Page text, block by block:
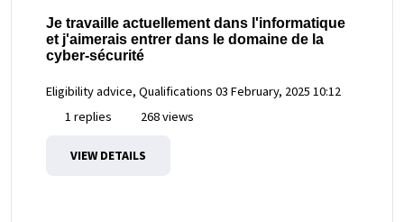
Je travaille actuellement dans l'informatique
et j'aimerais entrer dans le domaine de la
cyber-sécurité
Eligibility advice, Qualifications 03 February, 2025 10:12
1 replies
268 views
VIEW DETAILS